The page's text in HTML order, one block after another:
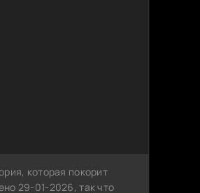
которая покорит
29-01-2026, так что